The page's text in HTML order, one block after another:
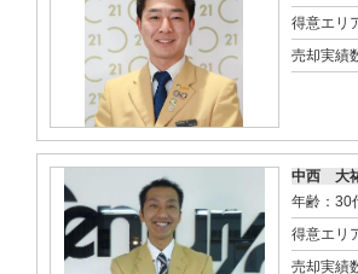
得意エリ
売却実績
中西 大
年齢：30
得意エリ
売却実績